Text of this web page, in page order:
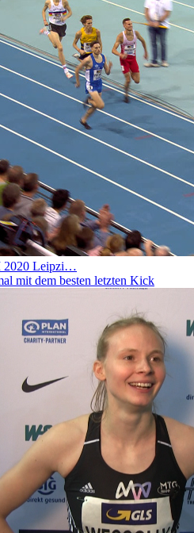
2020 Leipzi…
mit dem besten letzten Kick